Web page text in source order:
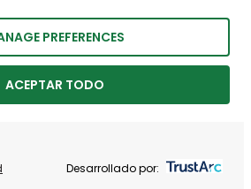
PREFERENCES
ACEPTAR TODO
Desarrollado por: